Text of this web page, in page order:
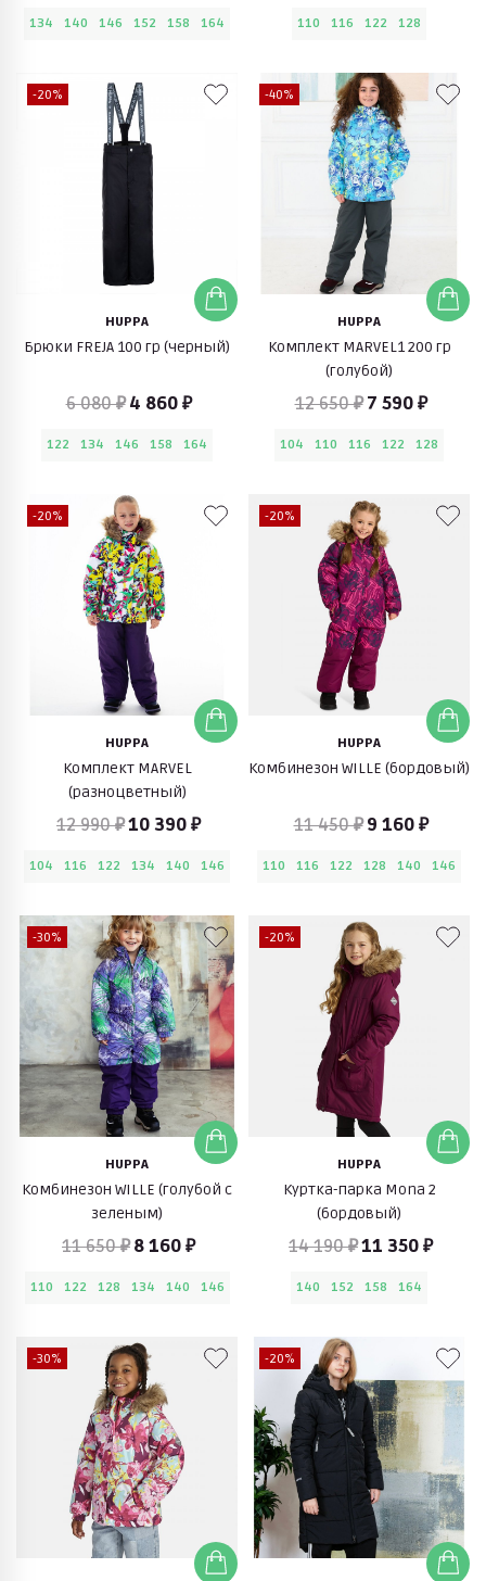
134 140 146 152 158 164 110 116 122 128
-20%
HUPPA
Брюки FREJA 100 гр (черный)
6 080 ₽ 4 860 ₽
122 134 146 158 164
-40%
HUPPA
Комплект MARVEL1 200 гр
(голубой)
12 650 ₽ 7 590 ₽
104 110 116 122 128
-20%
HUPPA
Комплект MARVEL
(разноцветный)
12 990 ₽10 390 ₽
104 116 122 134 140 146
-20%
HUPPA
Комбинезон WILLE (бордовый)
11 450 ₽ 9 160 ₽
110 116 122 128 140 146
-30%
HUPPA
Комбинезон WILLE (голубой с
зеленым)
11 650 ₽ 8 160 ₽
110 122 128 134 140 146
-20%
HUPPA
Куртка-парка Mona 2
(бордовый)
14 190 ₽11 350 ₽
140 152 158 164
-30% -20%